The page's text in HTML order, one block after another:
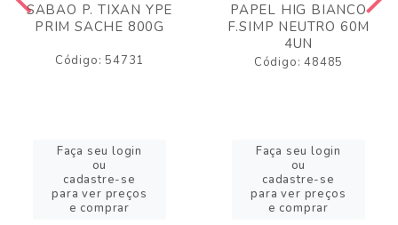
SABAO P. TIXAN YPE
PRIM SACHE 800G
Código: 54731
Faça seu login
ou
cadastre-se
para ver preços
e comprar
PAPEL HIG BIANCO
F.SIMP NEUTRO 60M
4UN
Código: 48485
Faça seu login
ou
cadastre-se
para ver preços
e comprar